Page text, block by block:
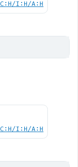
I:H/A:H
I:H/A:H